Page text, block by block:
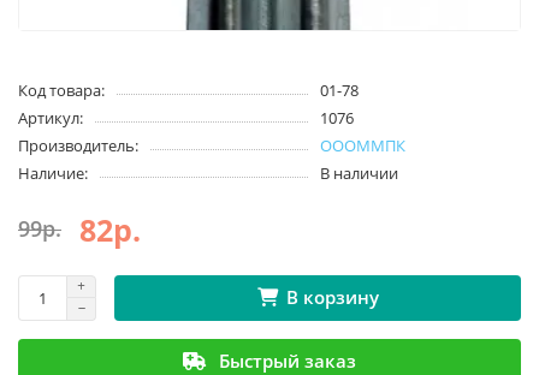
Код товара:
01-78
Артикул:
1076
Производитель:
ОООММПК
Наличие:
В наличии
99р. 82р.
В корзину
Быстрый заказ